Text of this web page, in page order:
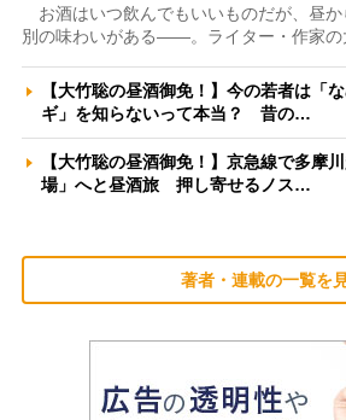
お酒はいつ飲んでもいいものだが、昼か
別の味わいがある――。ライター・作家
【大竹聡の昼酒御免！】今の若者は「
ギ」を知らないって本当？ 昔の…
【大竹聡の昼酒御免！】京急線で多摩
場」へと昼酒旅 押し寄せるノス…
著者・連載の一覧を